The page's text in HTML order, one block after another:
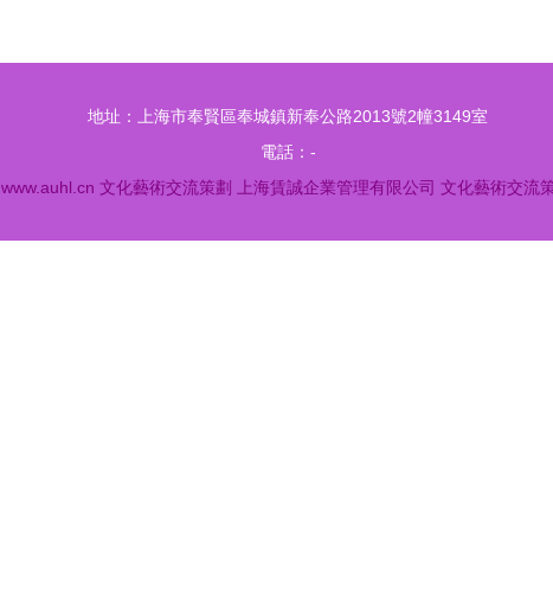
地址：上海市奉賢區奉城鎮新奉公路2013號2幢3149室
電話：-
www.auhl.cn 文化藝術交流策劃 上海賃誠企業管理有限公司 文化藝術交流